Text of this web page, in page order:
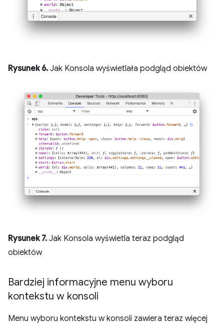
Rysunek 6. Jak Konsola wyświetlała podgląd obiektów
Rysunek 7. Jak Konsola wyświetla teraz podgląd
obiektów
Bardziej informacyjne menu wyboru
kontekstu w konsoli
Menu wyboru kontekstu w konsoli zawiera teraz więcej